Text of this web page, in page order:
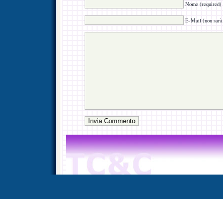
Nome (required)
E-Mail (non